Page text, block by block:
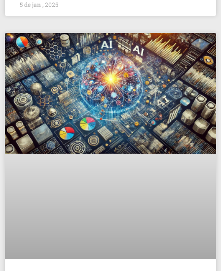
5 de jan , 2025